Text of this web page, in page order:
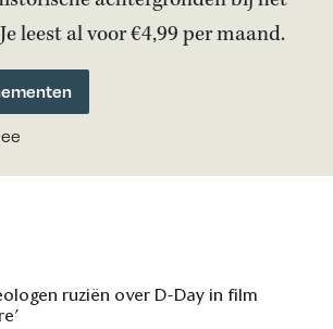
leest al voor €4,99 per maand.
ruziën over D-Day in film